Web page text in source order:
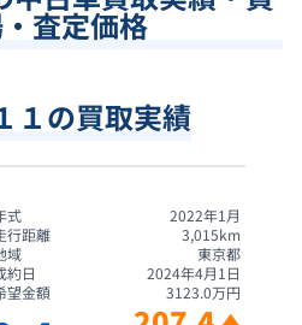
査定価格
１の買取実績
式
2022年1月
行距離
3,015km
域
東京都
約日
2024年4月1日
望金額
3123.0万円